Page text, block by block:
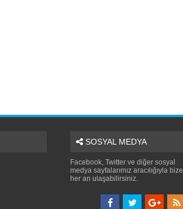
SOSYAL MEDYA
Facebook, Twitter ve diğer sosyal
medya sayfalarımız aracılığıyla bize
her an ulaşabilirsiniz.